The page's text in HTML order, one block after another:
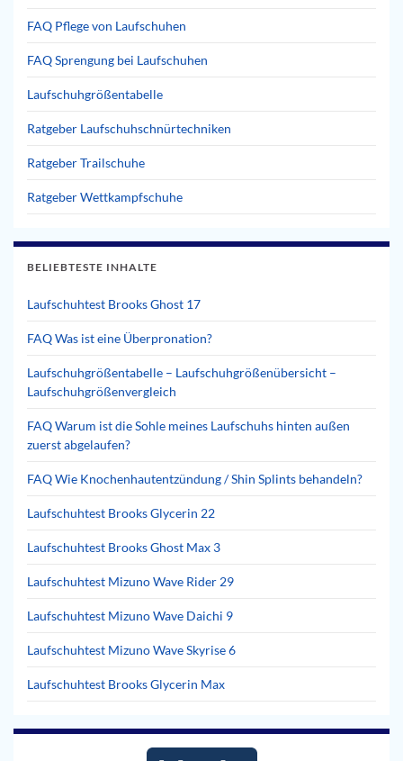
FAQ Pflege von Laufschuhen
FAQ Sprengung bei Laufschuhen
Laufschuhgrößentabelle
Ratgeber Laufschuhschnürtechniken
Ratgeber Trailschuhe
Ratgeber Wettkampfschuhe
BELIEBTESTE INHALTE
Laufschuhtest Brooks Ghost 17
FAQ Was ist eine Überpronation?
Laufschuhgrößentabelle – Laufschuhgrößenübersicht –
Laufschuhgrößenvergleich
FAQ Warum ist die Sohle meines Laufschuhs hinten außen
zuerst abgelaufen?
FAQ Wie Knochenhautentzündung / Shin Splints behandeln?
Laufschuhtest Brooks Glycerin 22
Laufschuhtest Brooks Ghost Max 3
Laufschuhtest Mizuno Wave Rider 29
Laufschuhtest Mizuno Wave Daichi 9
Laufschuhtest Mizuno Wave Skyrise 6
Laufschuhtest Brooks Glycerin Max